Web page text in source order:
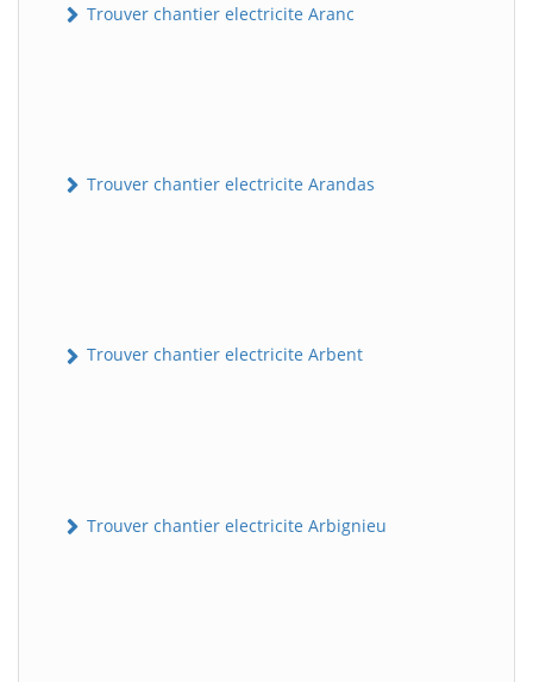
Trouver chantier electricite Aranc
Trouver chantier electricite Arandas
Trouver chantier electricite Arbent
Trouver chantier electricite Arbignieu